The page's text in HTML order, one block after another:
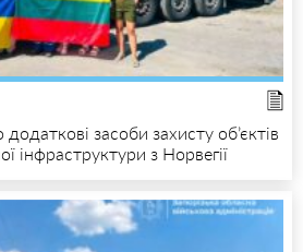
засоби захисту об’єктів
інфраструктури з Норвегії